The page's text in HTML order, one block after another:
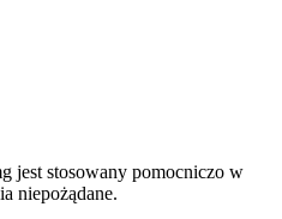
jest stosowany pomocniczo w
niepożądane.